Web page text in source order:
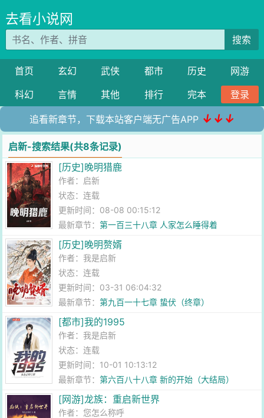
去看小说网
搜索
首页 玄幻 武侠 都市 历史
网游
科幻
言情 其他 排行 完本 登录
追看新章节，下载本站客户端无广告APP ↓↓↓
启新-搜索结果(共8条记录)
[历史]晚明猎鹿
作者： 启新
状态：连载
更新时间：08-08 00:15:12
最新章节：第一百三十八章 人家怎么睡得着
[历史]晚明赘婿
作者：我是启新
状态：连载
更新时间：03-31 06:04:32
最新章节：第九百一十七章 蛰伏（终章）
[都市]我的1995
作者：我是启新
状态：连载
更新时间：10-01 10:13:12
最新章节：第六百八十八章 新的开始（大结局）
[网游]龙族：重启新世界
作者： 您怎么称呼